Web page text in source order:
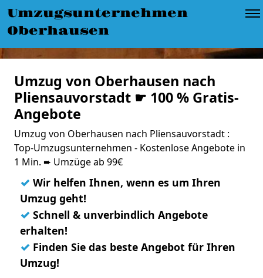
Umzugsunternehmen
Oberhausen
Umzug von Oberhausen nach
Pliensauvorstadt ☛ 100 % Gratis-
Angebote
Umzug von Oberhausen nach Pliensauvorstadt :
Top-Umzugsunternehmen - Kostenlose Angebote in
1 Min. ➨ Umzüge ab 99€
✓ Wir helfen Ihnen, wenn es um Ihren
Umzug geht!
✓ Schnell & unverbindlich Angebote
erhalten!
✓ Finden Sie das beste Angebot für Ihren
Umzug!